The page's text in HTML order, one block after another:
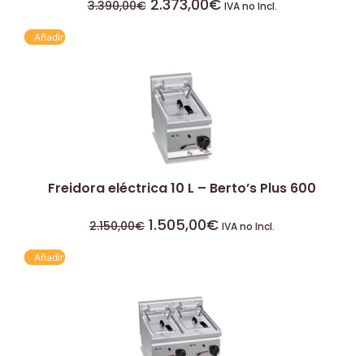
3.390,00€ 2.373,00€ IVA no Incl.
Añadir
Freidora eléctrica 10 L – Berto’s Plus 600
2.150,00€ 1.505,00€ IVA no Incl.
Añadir